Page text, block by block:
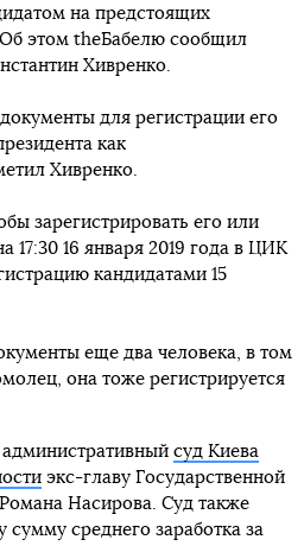
на предстоящих
этом theБабелю сообщил
Хивренко.
для регистрации его
как
Хивренко.
зарегистрировать его или
17:30 16 января 2019 года в ЦИК
кандидатами 15
еще два человека, в том
она тоже регистрируется
суд Киева
экс-главу Государственной
Насирова. Суд также
сумму среднего заработка за